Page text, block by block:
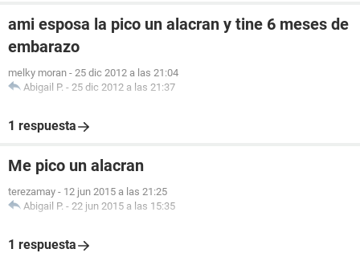
ami esposa la pico un alacran y tine 6 meses de
embarazo
melky moran - 25 dic 2012 a las 21:04
Abigail P. - 25 dic 2012 a las 21:37
1 respuesta
Me pico un alacran
terezamay - 12 jun 2015 a las 21:25
Abigail P. - 22 jun 2015 a las 15:35
1 respuesta